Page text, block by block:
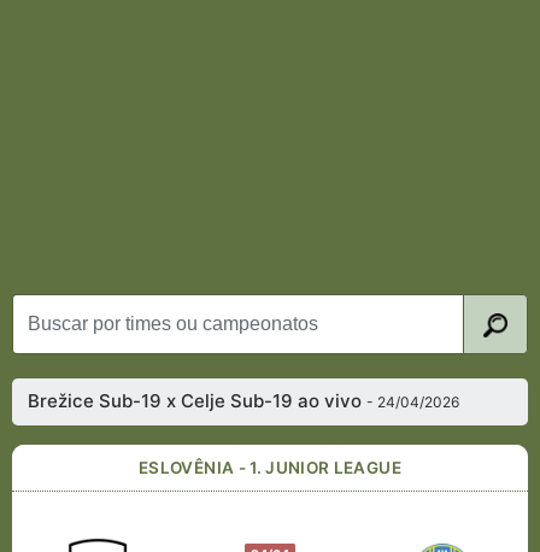
Brežice Sub-19 x Celje Sub-19 ao vivo- 24/04/2026
ESLOVÊNIA - 1. JUNIOR LEAGUE